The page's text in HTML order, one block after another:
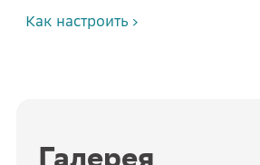
Как настроить
Галерея